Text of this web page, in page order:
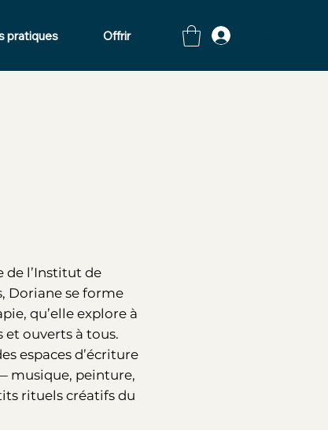
pratiques Offrir
l’Institut de
Doriane se forme
qu’elle explore à
et ouverts à tous.
espaces d’écriture
musique, peinture,
rituels créatifs du